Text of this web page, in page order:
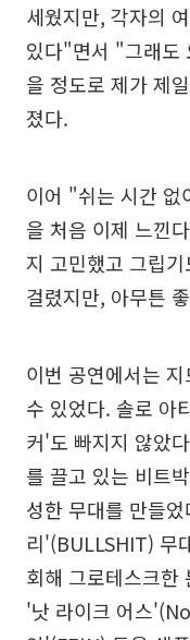
세웠지만, 각자의
있다"면서 "그래도
을 정도로 제가 제
졌다.
이어 "쉬는 시간 없
을 처음 이제 느낀
지 고민했고 그립
걸렸지만, 아무튼
이번 공연에서는
수 있었다. 솔로 아
커'도 빠지지 않았
를 끌고 있는 비트
성한 무대를 만들
리'(BULLSHIT) 무
회해 그로테스크한
'낫 라이크 어스